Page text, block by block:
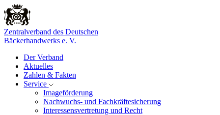
Zentralverband des Deutschen
Bäckerhandwerks e. V.
Der Verband
Aktuelles
Zahlen & Fakten
Service
Imageförderung
Nachwuchs- und Fachkräftesicherung
Interessensvertretung und Recht